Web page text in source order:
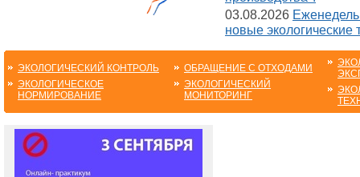
03.08.2026
новые экологические
ЭКОЛОГИЧЕСКИЙ КОНТРОЛЬ
ЭКОЛОГИЧЕСКОЕ
НОРМИРОВАНИЕ
ОБРАЩЕНИЕ С ОТХОДАМИ
ЭКОЛОГИЧЕСКИЙ
МОНИТОРИНГ